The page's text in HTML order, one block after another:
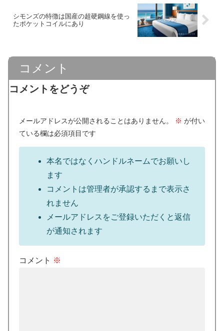
シモンズの特徴は国産の超硬鋼線を使っ
たポケットコイルにあり
コメント
コメントをどうぞ
メールアドレスが公開されることはありません。 ※ が付い
ている欄は必須項目です
本名ではなくハンドルネームでお願いし
ます
コメントは管理者が承認するまで表示さ
れません
メールアドレスをご登録いただくと返信
が通知されます
コメント ※